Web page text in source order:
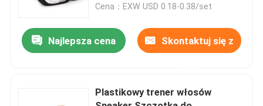
Zestaw do pielęgnacji skóry nubukowej
Zestaw do pielęgnacji skóry PU
Cena：EXW USD 0.18-0.38/set
Najlepsza cena Skontaktuj się z
Plastikowy trener włosów